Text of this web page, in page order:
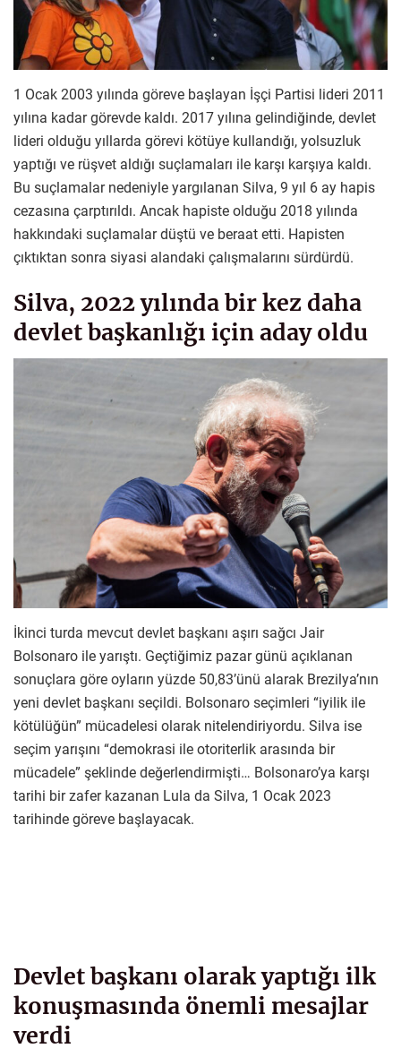
1 Ocak 2003 yılında göreve başlayan İşçi Partisi lideri 2011
yılına kadar görevde kaldı. 2017 yılına gelindiğinde, devlet
lideri olduğu yıllarda görevi kötüye kullandığı, yolsuzluk
yaptığı ve rüşvet aldığı suçlamaları ile karşı karşıya kaldı.
Bu suçlamalar nedeniyle yargılanan Silva, 9 yıl 6 ay hapis
cezasına çarptırıldı. Ancak hapiste olduğu 2018 yılında
hakkındaki suçlamalar düştü ve beraat etti. Hapisten
çıktıktan sonra siyasi alandaki çalışmalarını sürdürdü.
Silva, 2022 yılında bir kez daha
devlet başkanlığı için aday oldu
İkinci turda mevcut devlet başkanı aşırı sağcı Jair
Bolsonaro ile yarıştı. Geçtiğimiz pazar günü açıklanan
sonuçlara göre oyların yüzde 50,83’ünü alarak Brezilya’nın
yeni devlet başkanı seçildi. Bolsonaro seçimleri “iyilik ile
kötülüğün” mücadelesi olarak nitelendiriyordu. Silva ise
seçim yarışını “demokrasi ile otoriterlik arasında bir
mücadele” şeklinde değerlendirmişti… Bolsonaro’ya karşı
tarihi bir zafer kazanan Lula da Silva, 1 Ocak 2023
tarihinde göreve başlayacak.
Devlet başkanı olarak yaptığı ilk
konuşmasında önemli mesajlar
verdi